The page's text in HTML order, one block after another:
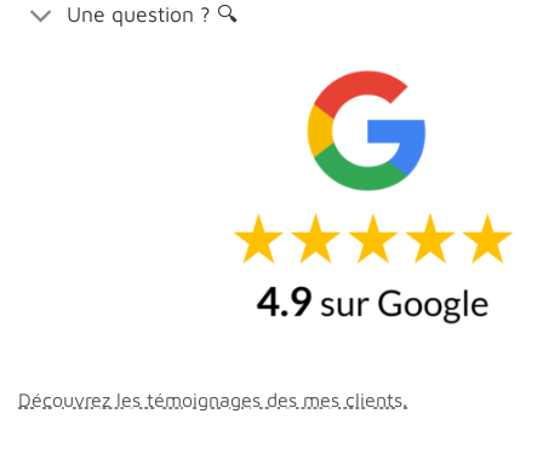
Une question ? 🔍
Découvrez les témoignages des mes clients.